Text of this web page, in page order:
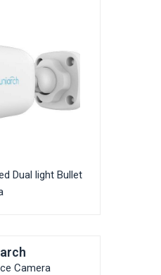
Dual light Bullet
Camera